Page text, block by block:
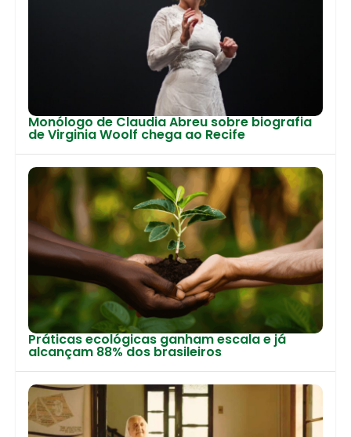
Monólogo de Claudia Abreu sobre biografia
de Virginia Woolf chega ao Recife
Práticas ecológicas ganham escala e já
alcançam 88% dos brasileiros